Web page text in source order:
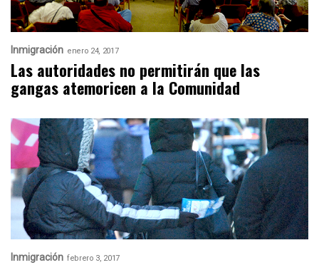
Inmigración enero 24, 2017
Las autoridades no permitirán que las
gangas atemoricen a la Comunidad
Inmigración febrero 3, 2017